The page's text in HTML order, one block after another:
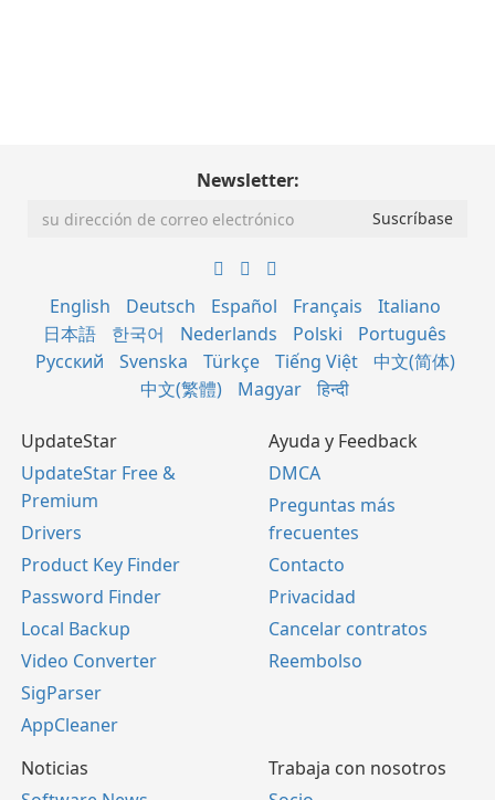
Newsletter:
English Deutsch Español Français
Italiano
日本語
한국어 Nederlands Polski
Português
Русский
Svenska Türkçe Tiếng Việt
中文(简体)
中文(繁體)
Magyar हिन्दी
UpdateStar
UpdateStar Free &
Premium
Drivers
Product Key Finder
Password Finder
Local Backup
Video Converter
SigParser
AppCleaner
Ayuda y Feedback
DMCA
Preguntas más
frecuentes
Contacto
Privacidad
Cancelar contratos
Reembolso
Noticias
Trabaja con nosotros